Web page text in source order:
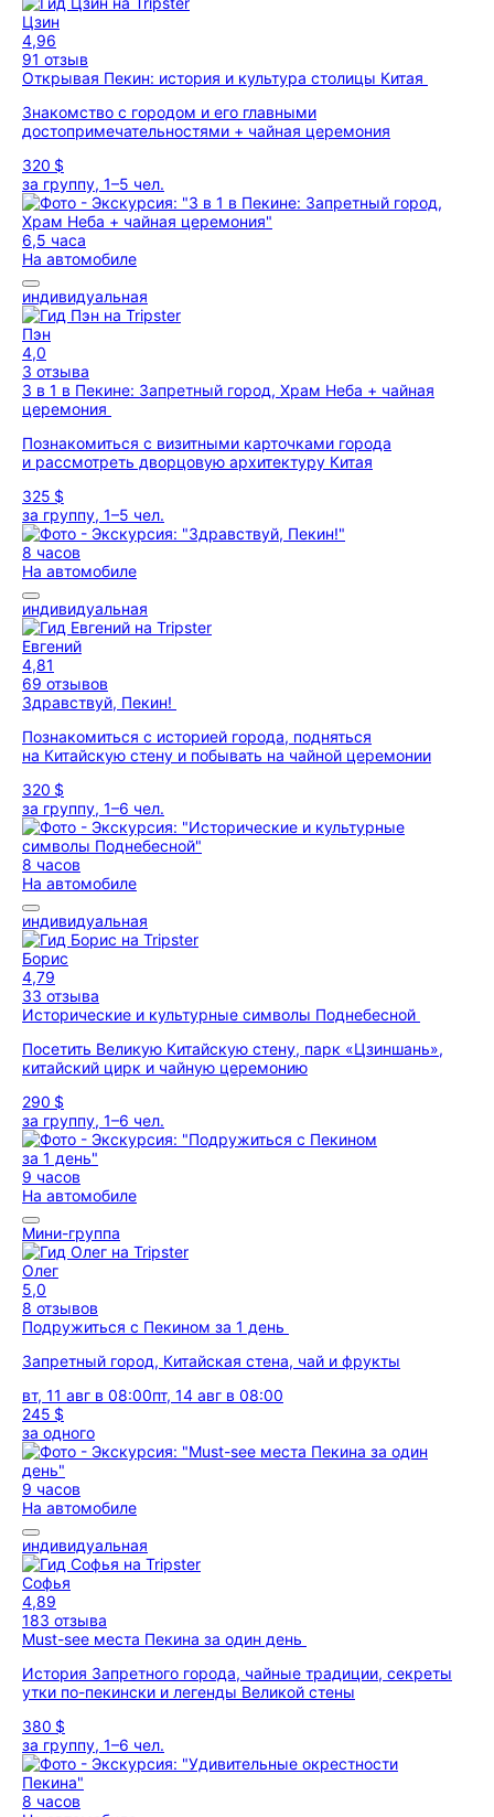
Цзин
4,96
91 отзыв
Открывая Пекин: история и культура столицы Китая
Знакомство с городом и его главными
достопримечательностями + чайная церемония
320 $
за группу, 1–5 чел.
6,5 часа
На автомобиле
индивидуальная
Пэн
4,0
3 отзыва
3 в 1 в Пекине: Запретный город, Храм Неба + чайная
церемония
Познакомиться с визитными карточками города
и рассмотреть дворцовую архитектуру Китая
325 $
за группу, 1–5 чел.
8 часов
На автомобиле
индивидуальная
Евгений
4,81
69 отзывов
Здравствуй, Пекин!
Познакомиться с историей города, подняться
на Китайскую стену и побывать на чайной церемонии
320 $
за группу, 1–6 чел.
8 часов
На автомобиле
индивидуальная
Борис
4,79
33 отзыва
Исторические и культурные символы Поднебесной
Посетить Великую Китайскую стену, парк «Цзиншань»,
китайский цирк и чайную церемонию
290 $
за группу, 1–6 чел.
9 часов
На автомобиле
Мини-группа
Олег
5,0
8 отзывов
Подружиться с Пекином за 1 день
Запретный город, Китайская стена, чай и фрукты
вт, 11 авг в 08:00пт, 14 авг в 08:00
245 $
за одного
9 часов
На автомобиле
индивидуальная
Софья
4,89
183 отзыва
Must-see места Пекина за один день
История Запретного города, чайные традиции, секреты
утки по-пекински и легенды Великой стены
380 $
за группу, 1–6 чел.
8 часов